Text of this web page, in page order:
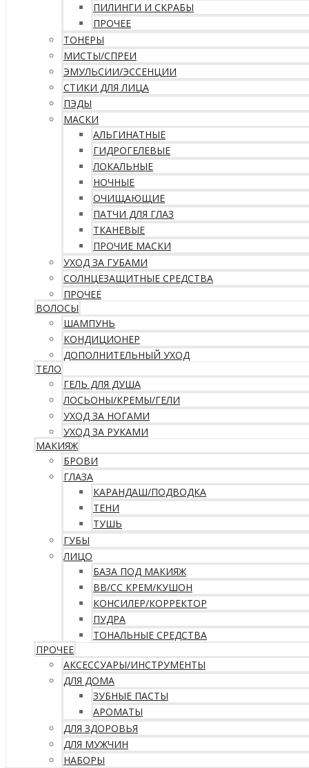
ПИЛИНГИ И СКРАБЫ
ПРОЧЕЕ
ТОНЕРЫ
МИСТЫ/СПРЕИ
ЭМУЛЬСИИ/ЭССЕНЦИИ
СТИКИ ДЛЯ ЛИЦА
ПЭДЫ
МАСКИ
АЛЬГИНАТНЫЕ
ГИДРОГЕЛЕВЫЕ
ЛОКАЛЬНЫЕ
НОЧНЫЕ
ОЧИЩАЮЩИЕ
ПАТЧИ ДЛЯ ГЛАЗ
ТКАНЕВЫЕ
ПРОЧИЕ МАСКИ
УХОД ЗА ГУБАМИ
СОЛНЦЕЗАЩИТНЫЕ СРЕДСТВА
ПРОЧЕЕ
ВОЛОСЫ
ШАМПУНЬ
КОНДИЦИОНЕР
ДОПОЛНИТЕЛЬНЫЙ УХОД
ТЕЛО
ГЕЛЬ ДЛЯ ДУША
ЛОСЬОНЫ/КРЕМЫ/ГЕЛИ
УХОД ЗА НОГАМИ
УХОД ЗА РУКАМИ
МАКИЯЖ
БРОВИ
ГЛАЗА
КАРАНДАШ/ПОДВОДКА
ТЕНИ
ТУШЬ
ГУБЫ
ЛИЦО
БАЗА ПОД МАКИЯЖ
ВВ/CC КРЕМ/КУШОН
КОНСИЛЕР/КОРРЕКТОР
ПУДРА
ТОНАЛЬНЫЕ СРЕДСТВА
ПРОЧЕЕ
АКСЕССУАРЫ/ИНСТРУМЕНТЫ
ДЛЯ ДОМА
ЗУБНЫЕ ПАСТЫ
АРОМАТЫ
ДЛЯ ЗДОРОВЬЯ
ДЛЯ МУЖЧИН
НАБОРЫ